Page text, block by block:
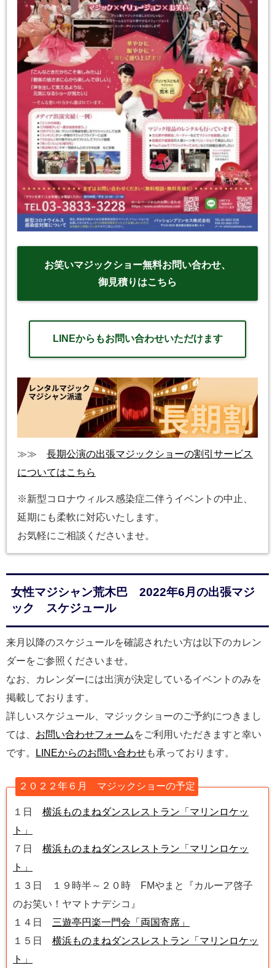
お笑いマジックショー無料お問い合わせ、
御見積りはこちら
LINEからもお問い合わせいただけます
≫≫長期公演の出張マジックショーの割引サービス
についてはこちら
※新型コロナウィルス感染症二伴うイベントの中止、
延期にも柔軟に対応いたします。
お気軽にご相談くださいませ。
女性マジシャン荒木巴 2022年6月の出張マジ
ック スケジュール
来月以降のスケジュールを確認されたい方は以下のカレン
ダーをご参照くださいませ。
なお、カレンダーには出演が決定しているイベントのみを
掲載しております。
詳しいスケジュール、マジックショーのご予約につきまし
ては、 お問い合わせフォーム をご利用いただきますと幸い
です。
LINEからのお問い合わせも承っております。
２０２２年６月 マジックショーの予定
１日 横浜ものまねダンスレストラン「マリンロケッ
ト」
７日 横浜ものまねダンスレストラン「マリンロケッ
ト」
１３日 １９時半～２０時 FMやまと『カルーア啓子
のお笑い！ヤマトナデシコ』
１４日 三遊亭円楽一門会「両国寄席」
１５日 横浜ものまねダンスレストラン「マリンロケッ
ト」